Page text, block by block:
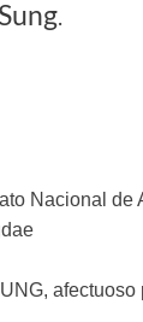
.
Nacional de